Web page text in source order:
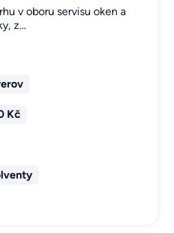
v oboru servisu oken a
z…
Kč